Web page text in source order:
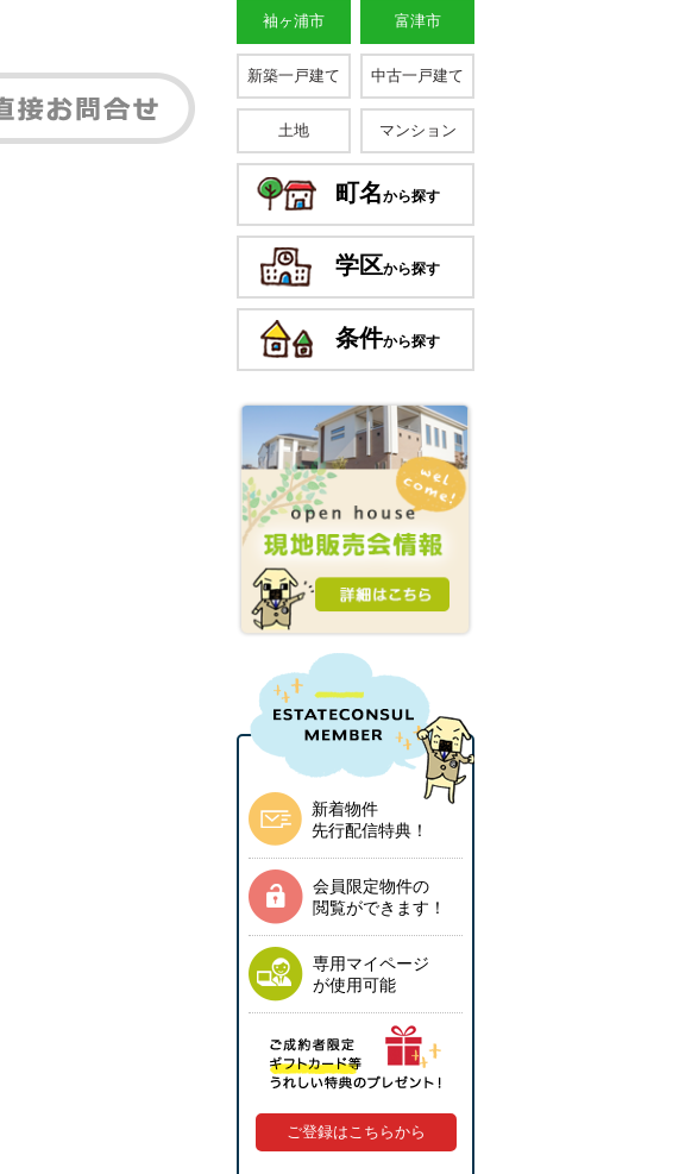
袖ヶ浦市 富津市
新築一戸建て 中古一戸建て
土地 マンション
町名から探す
学区から探す
条件から探す
新着物件
先行配信特典！
会員限定物件の
閲覧ができます！
専用マイページ
が使用可能
ご登録はこちらから